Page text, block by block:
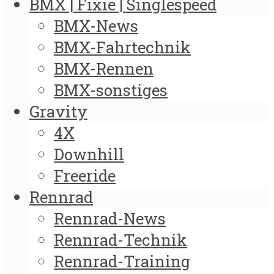
BMX-News
BMX-Fahrtechnik
BMX-Rennen
BMX-sonstiges
Gravity
4X
Downhill
Freeride
Rennrad
Rennrad-News
Rennrad-Technik
Rennrad-Training